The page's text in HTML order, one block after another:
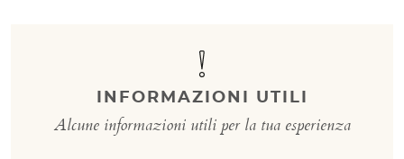
INFORMAZIONI UTILI
Alcune informazioni utili per la tua esperienza